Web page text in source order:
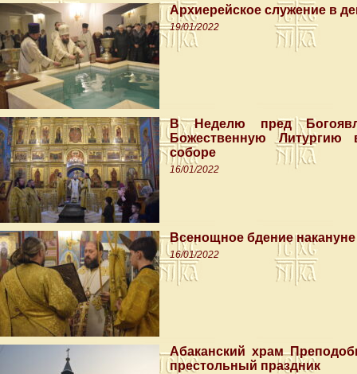
Архиерейское служение в
19/01/2022
В Неделю пред
Божественную Литургию
соборе
16/01/2022
Всенощное бдение
16/01/2022
Абаканский храм
престольный праздник